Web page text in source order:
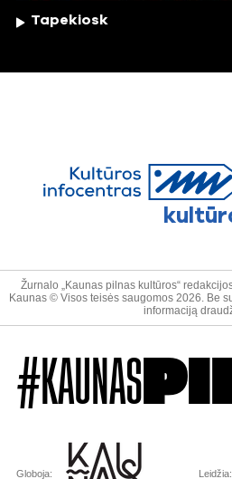
Tapekiosk
Žurnalo „Kaunas pilnas kultūros“
Kaunas © Visos teisės saugomos 2026. Be
informaciją
#KAUNAS
Globoja: Leidžia: